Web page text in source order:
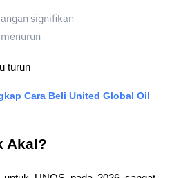
signifikan
turun
Cara Beli United Global Oil
Akal?